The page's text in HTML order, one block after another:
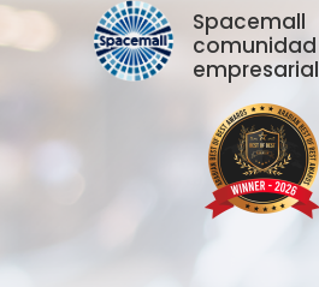
Spacemall
comunidad
empresarial